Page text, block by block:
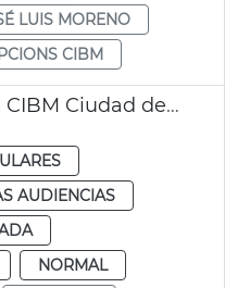
LUIS MORENO
CIBM
Balance participación CIBM Ciudad de València 2025
AUDIENCIAS
NORMAL